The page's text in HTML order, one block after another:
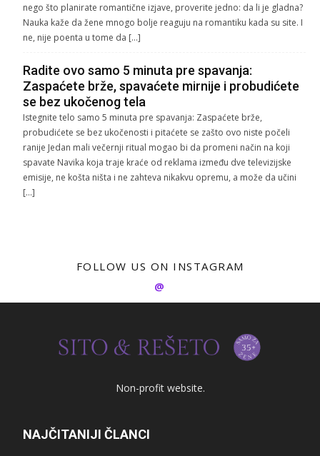
nego što planirate romantične izjave, proverite jedno: da li je gladna?
Nauka kaže da žene mnogo bolje reaguju na romantiku kada su site. I
ne, nije poenta u tome da […]
Radite ovo samo 5 minuta pre spavanja:
Zaspaćete brže, spavaćete mirnije i probudićete
se bez ukočenog tela
Istegnite telo samo 5 minuta pre spavanja: Zaspaćete brže,
probudićete se bez ukočenosti i pitaćete se zašto ovo niste počeli
ranije Jedan mali večernji ritual mogao bi da promeni način na koji
spavate Navika koja traje kraće od reklama između dve televizijske
emisije, ne košta ništa i ne zahteva nikakvu opremu, a može da učini
[…]
FOLLOW US ON INSTAGRAM
@
Non-profit website.
NAJČITANIJI ČLANCI